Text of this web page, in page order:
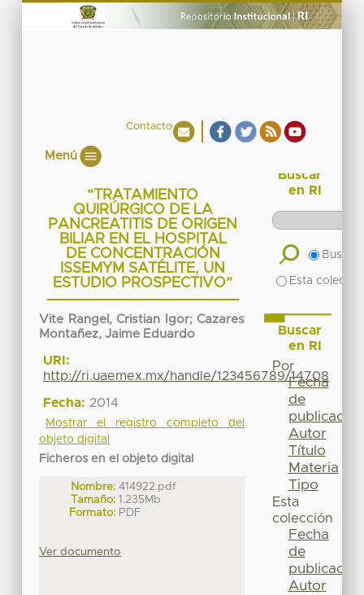
Contacto
Menú
“TRATAMIENTO
QUIRÚRGICO DE LA
PANCREATITIS DE ORIGEN
BILIAR EN EL HOSPITAL
DE CONCENTRACIÓN
ISSEMYM SATÉLITE, UN
ESTUDIO PROSPECTIVO”
Vite Rangel, Cristian Igor; Cazares
Montañez, Jaime Eduardo
URI:
http://ri.uaemex.mx/handle/123456789/14708
Fecha: 2014
Mostrar el registro completo del
objeto digital
Ficheros en el objeto digital
Nombre: 414922.pdf
Tamaño: 1.235Mb
Formato: PDF
Ver documento
Buscar
en RI
Buscar
Esta
Buscar
en RI
Por
Fecha
de
publicación
Autor
Título
Materia
Tipo
Esta
colección
Fecha
de
publicación
Autor